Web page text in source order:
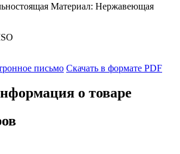
Материал: Нержавеющая
письмо Скачать в формате PDF
о товаре